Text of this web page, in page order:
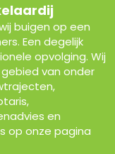
buigen op een
Een degelijk
opvolging. Wij
van onder
en
op onze pagina